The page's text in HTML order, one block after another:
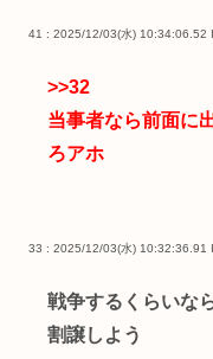
41 : 2025/12/03(水) 10:34:06.52
>>32
当事者なら前面に
ろアホ
33 : 2025/12/03(水) 10:32:36.91
戦争するくらいな
割譲しよう